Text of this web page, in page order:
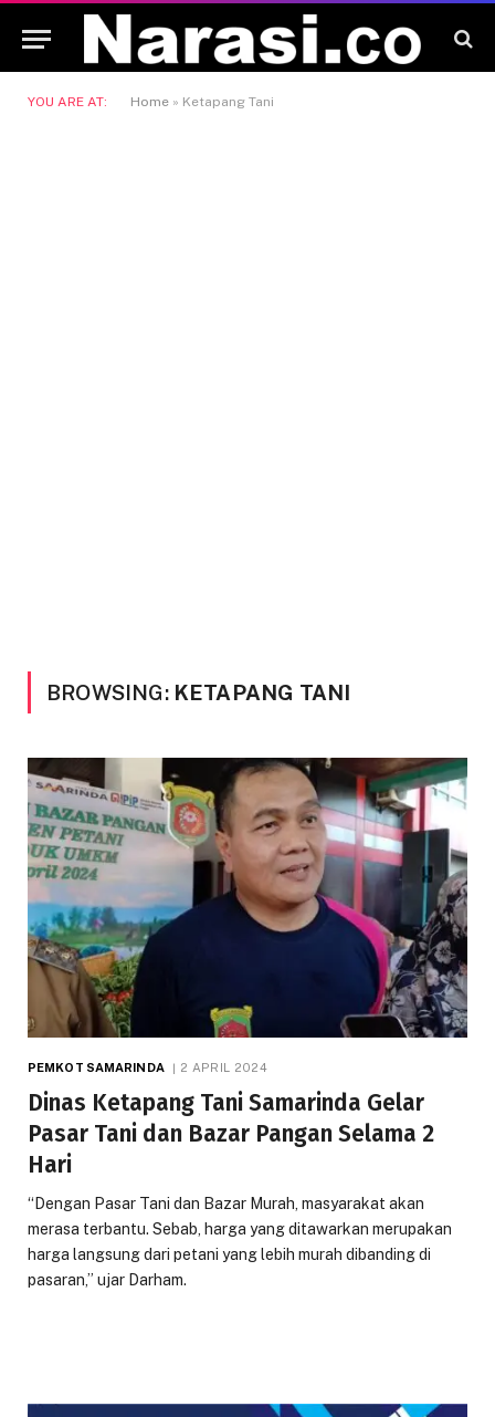
YOU ARE AT: Home » Ketapang Tani
BROWSING: KETAPANG TANI
PEMKOT SAMARINDA 2 APRIL 2024
Dinas Ketapang Tani Samarinda Gelar
Pasar Tani dan Bazar Pangan Selama 2
Hari
“Dengan Pasar Tani dan Bazar Murah, masyarakat akan
merasa terbantu. Sebab, harga yang ditawarkan merupakan
harga langsung dari petani yang lebih murah dibanding di
pasaran,” ujar Darham.